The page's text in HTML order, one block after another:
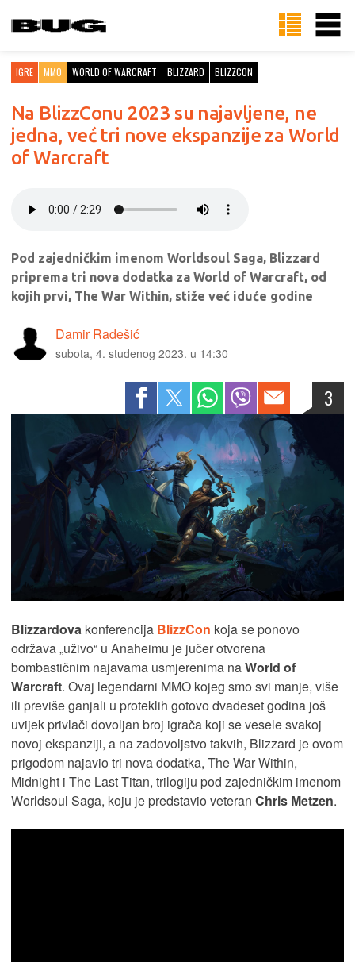
IGRE MMO WORLD OF WARCRAFT BLIZZARD BLIZZCON
Na BlizzConu 2023 su najavljene, ne
jedna, već tri nove ekspanzije za World
of Warcraft
Pod zajedničkim imenom Worldsoul Saga, Blizzard
priprema tri nova dodatka za World of Warcraft, od
kojih prvi, The War Within, stiže već iduće godine
Damir Radešić
subota, 4. studenog 2023. u 14:30
3
Blizzardova konferencija BlizzCon koja se ponovo
održava „uživo“ u Anaheimu je jučer otvorena
bombastičnim najavama usmjerenima naWorld of
Warcraft. Ovaj legendarni MMO kojeg smo svi manje, više
ili previše ganjali u proteklih gotovo dvadeset godina još
uvijek privlači dovoljan broj igrača koji se vesele svakoj
novoj ekspanziji, a na zadovoljstvo takvih, Blizzard je ovom
prigodom najavio tri nova dodatka, The War Within,
Midnight i The Last Titan, trilogiju pod zajedničkim imenom
Worldsoul Saga, koju je predstavio veteran Chris Metzen.